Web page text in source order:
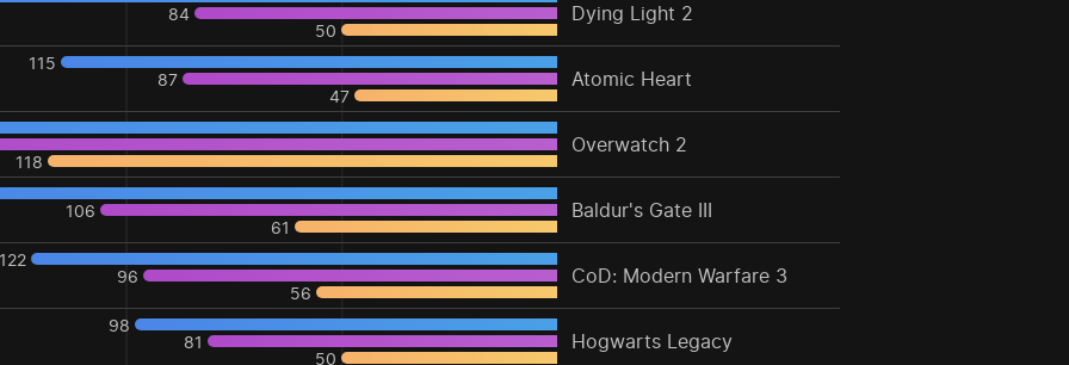
Dying Light 2
84
50
Atomic Heart
115
87
47
Overwatch 2
118
Baldur's Gate III
106
61
CoD: Modern Warfare 3
122
96
56
Hogwarts Legacy
98
81
50